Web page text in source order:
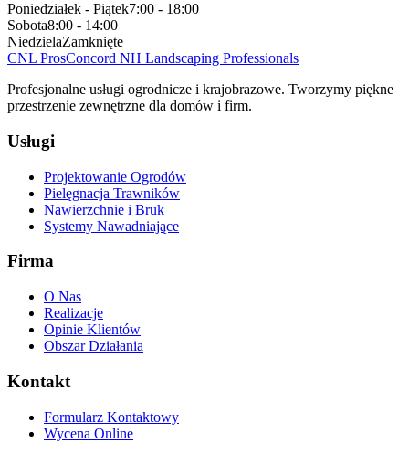
Poniedziałek - Piątek7:00 - 18:00
Sobota8:00 - 14:00
NiedzielaZamknięte
CNL ProsConcord NH Landscaping Professionals
Profesjonalne usługi ogrodnicze i krajobrazowe. Tworzymy piękne
przestrzenie zewnętrzne dla domów i firm.
Usługi
Projektowanie Ogrodów
Pielęgnacja Trawników
Nawierzchnie i Bruk
Systemy Nawadniające
Firma
O Nas
Realizacje
Opinie Klientów
Obszar Działania
Kontakt
Formularz Kontaktowy
Wycena Online